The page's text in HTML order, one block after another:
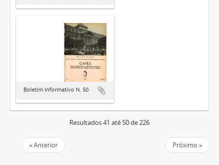
Boletim Informativo N. 50
Resultados 41 até 50 de 226
« Anterior Próximo »